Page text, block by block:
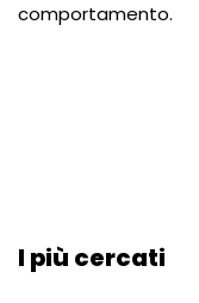
comportamento.
I più cercati